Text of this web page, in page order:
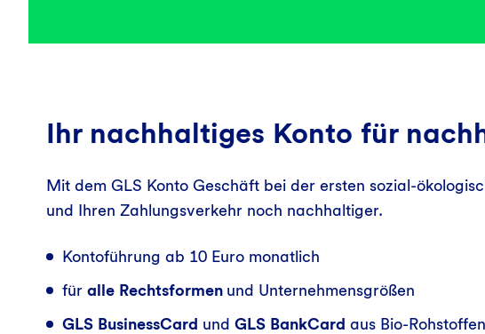
Ihr nachhaltiges Konto für
Mit dem GLS Konto Geschäft bei der ersten sozial-
und Ihren Zahlungsverkehr noch nachhaltiger.
Kontoführung ab 10 Euro monatlich
für alle Rechtsformen und Unternehmensgrößen
GLS BusinessCard und GLS BankCard aus Bio-Rohstoffen